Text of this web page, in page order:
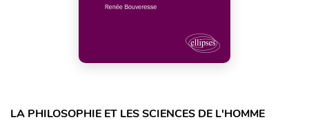
LA PHILOSOPHIE ET LES SCIENCES DE L'HOMME